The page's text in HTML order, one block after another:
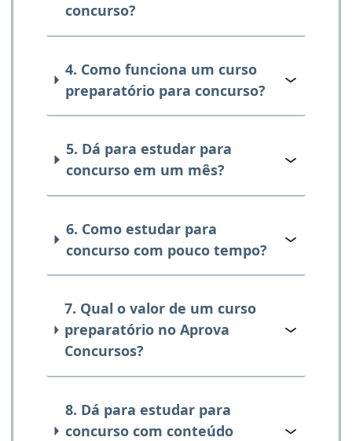
concurso?
4. Como funciona um curso
preparatório para concurso?
5. Dá para estudar para
concurso em um mês?
6. Como estudar para
concurso com pouco tempo?
7. Qual o valor de um curso
preparatório no Aprova
Concursos?
8. Dá para estudar para
concurso com conteúdo